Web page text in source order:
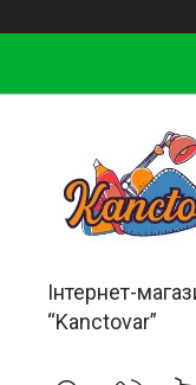
Інтернет-
“Kanctovar”